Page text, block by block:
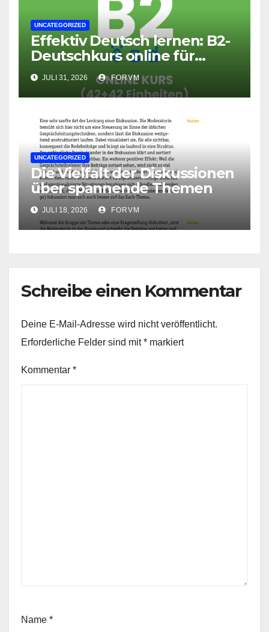
UNCATEGORIZED
Effektiv Deutsch lernen: B2-
Deutschkurs online für
Fortgeschrittene
JULI 31, 2026 FORVM
UNCATEGORIZED
Die Vielfalt der Diskussionen
über spannende Themen
JULI 18, 2026 FORVM
Schreibe einen Kommentar
Deine E-Mail-Adresse wird nicht veröffentlicht.
Erforderliche Felder sind mit* markiert
Kommentar *
Name *